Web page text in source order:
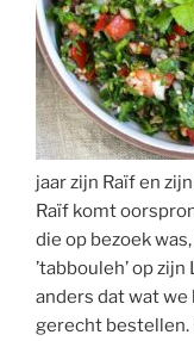
jaar zijn Raïf en
Raïf komt
die op bezoek
’tabbouleh’ op
anders dat wat
gerecht